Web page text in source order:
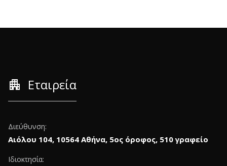
apartment Εταιρεία
Διεύθυνση:
Αιόλου 104, 10564 Αθήνα, 5ος όροφος, 510 γραφείο
Ιδιοκτησία: